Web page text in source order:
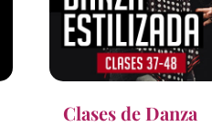
Clases de Danza